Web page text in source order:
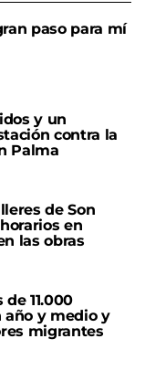
paso para mí
y un
contra la
Palma
de Son
en
las obras
11.000
año y medio y
migrantes